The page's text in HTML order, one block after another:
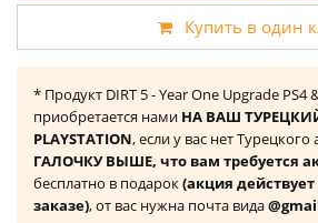
Купить в один
* Продукт DIRT 5 - Year One Upgrade PS4
приобретается нами НА ВАШ
PLAYSTATION, если у вас нет Турецкого
ГАЛОЧКУ ВЫШЕ, что вам требуется
бесплатно в подарок(акция
заказе), от вас нужна почта вида